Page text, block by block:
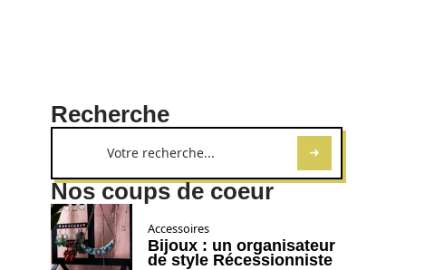
Recherche
Nos coups de coeur
Accessoires
Bijoux : un organisateur
de style Récessionniste